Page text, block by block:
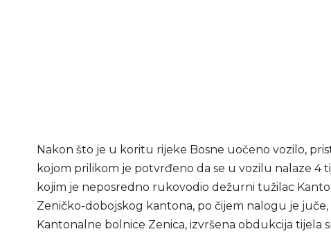
Nakon što je u koritu rijeke Bosne uočeno vozilo,
kojom prilikom je potvrđeno da se u vozilu nalaze 4
kojim je neposredno rukovodio dežurni tužilac
Zeničko-dobojskog kantona, po čijem nalogu je juče,
Kantonalne bolnice Zenica, izvršena obdukcija tijela